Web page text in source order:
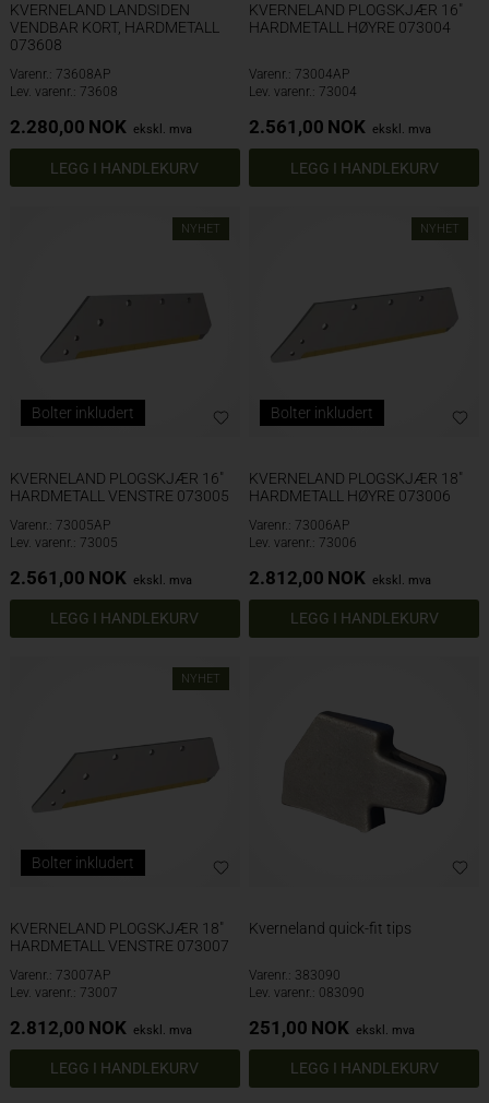
KVERNELAND LANDSIDEN
VENDBAR KORT, HARDMETALL
073608
Varenr.: 73608AP
Lev. varenr.: 73608
2.280,00 NOK ekskl. mva
KVERNELAND PLOGSKJÆR 16"
HARDMETALL HØYRE 073004
Varenr.: 73004AP
Lev. varenr.: 73004
2.561,00 NOK ekskl. mva
NYHET
Bolter inkludert
KVERNELAND PLOGSKJÆR 16"
HARDMETALL VENSTRE 073005
Varenr.: 73005AP
Lev. varenr.: 73005
2.561,00 NOK ekskl. mva
NYHET
Bolter inkludert
KVERNELAND PLOGSKJÆR 18"
HARDMETALL HØYRE 073006
Varenr.: 73006AP
Lev. varenr.: 73006
2.812,00 NOK ekskl. mva
NYHET
Bolter inkludert
KVERNELAND PLOGSKJÆR 18"
HARDMETALL VENSTRE 073007
Varenr.: 73007AP
Lev. varenr.: 73007
2.812,00 NOK ekskl. mva
Kverneland quick-fit tips
Varenr.: 383090
Lev. varenr.: 083090
251,00 NOK ekskl. mva